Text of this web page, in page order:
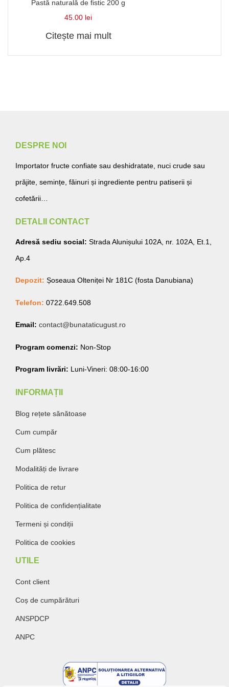
Pastă naturală de fistic 200 g
45.00 lei
Citește mai mult
DESPRE NOI
Importator fructe confiate sau deshidratate, nuci crude sau
prăjite, semințe, făinuri și ingrediente pentru patiserii și
cofetării…
DETALII CONTACT
Adresă sediu social: Strada Alunișului 102A, nr. 102A, Et.1,
Ap.4
Depozit: Șoseaua Olteniței Nr 181C (fosta Danubiana)
Telefon: 0722.649.508
Email: contact@bunataticugust.ro
Program comenzi: Non-Stop
Program livrări: Luni-Vineri: 08:00-16:00
INFORMAȚII
Blog rețete sănătoase
Cum cumpăr
Cum plătesc
Modalități de livrare
Politica de retur
Politica de confidențialitate
Termeni și condiții
Politica de cookies
UTILE
Cont client
Coș de cumpărături
ANSPDCP
ANPC